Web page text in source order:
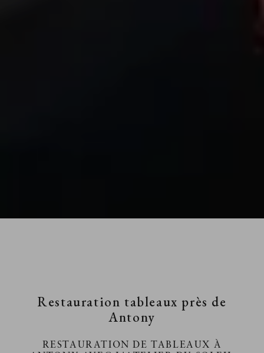
Restauration tableaux près de
Antony
RESTAURATION DE TABLEAUX À